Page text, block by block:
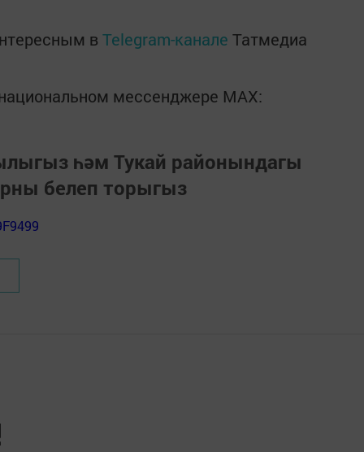
в Telegram-канале Татмедиа
мессенджере MАХ:
һәм Тукай районындагы
белеп торыгыз